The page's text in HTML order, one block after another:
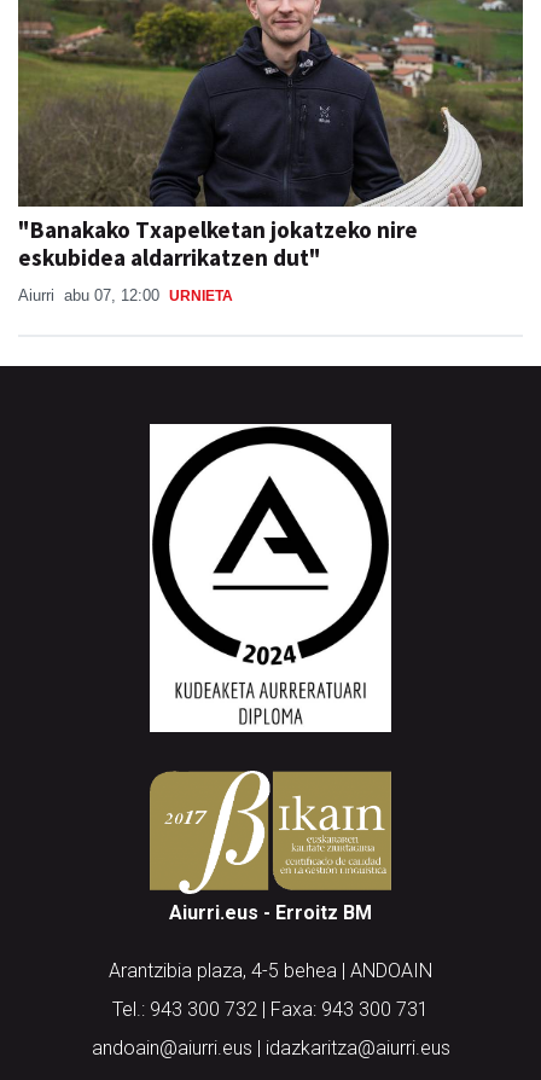
"Banakako Txapelketan jokatzeko nire
eskubidea aldarrikatzen dut"
Aiurri abu 07, 12:00 URNIETA
Aiurri.eus - Erroitz BM
Arantzibia plaza, 4-5 behea | ANDOAIN
Tel.: 943 300 732 | Faxa: 943 300 731
andoain@aiurri.eus | idazkaritza@aiurri.eus